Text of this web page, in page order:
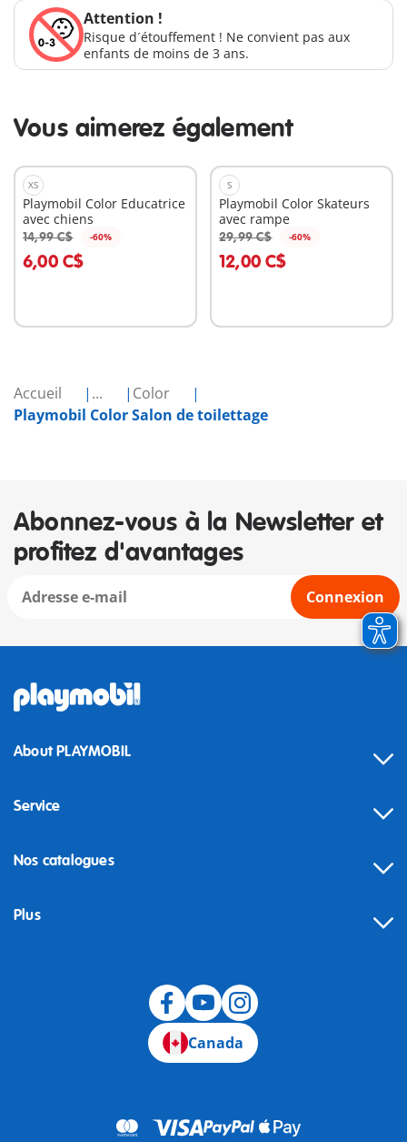
Accueil ...
Color
Playmobil Color Salon de toilettage
Attention !
Risque d´étouffement ! Ne convient pas aux
enfants de moins de 3 ans.
Vous aimerez également
XS
Playmobil Color Educatrice
avec chiens
14,99 C$ -60%
6,00 C$
Au panier
S
Playmobil Color Skateurs
avec rampe
29,99 C$ -60%
12,00 C$
Au panier
Abonnez-vous à la Newsletter et
profitez d'avantages
Connexion
About PLAYMOBIL
Service
Nos catalogues
Plus
Canada